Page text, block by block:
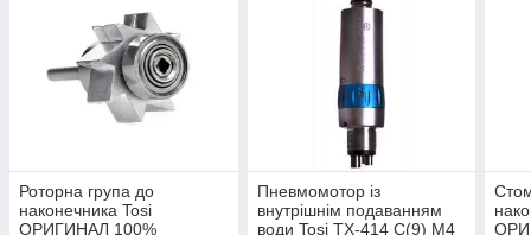
Роторна група до
наконечника Tosi
ОРИГИНАЛ 100%
Пневмомотор із
внутрішнім подаванням
води Tosi TX-414 С(9) М4